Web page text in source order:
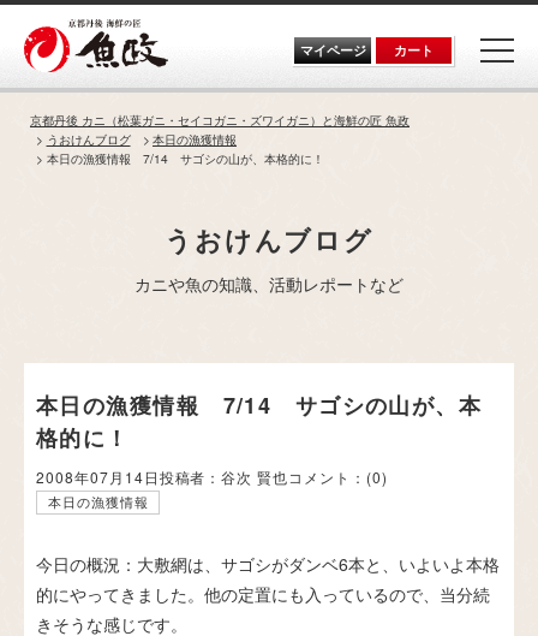
Skip
content
マイページ カート
京都丹後 カニ（松葉ガニ・セイコガニ・ズワイガニ）と海鮮の匠 魚政
うおけんブログ
本日の漁獲情報
本日の漁獲情報 7/14 サゴシの山が、本格的に！
うおけんブログ
カニや魚の知識、活動レポートなど
本日の漁獲情報 7/14 サゴシの山が、本
格的に！
2008年07月14日投稿者：谷次 賢也コメント： (0)
本日の漁獲情報
今日の概況：大敷網は、サゴシがダンベ6本と、いよいよ本格
的にやってきました。他の定置にも入っているので、当分続
きそうな感じです。